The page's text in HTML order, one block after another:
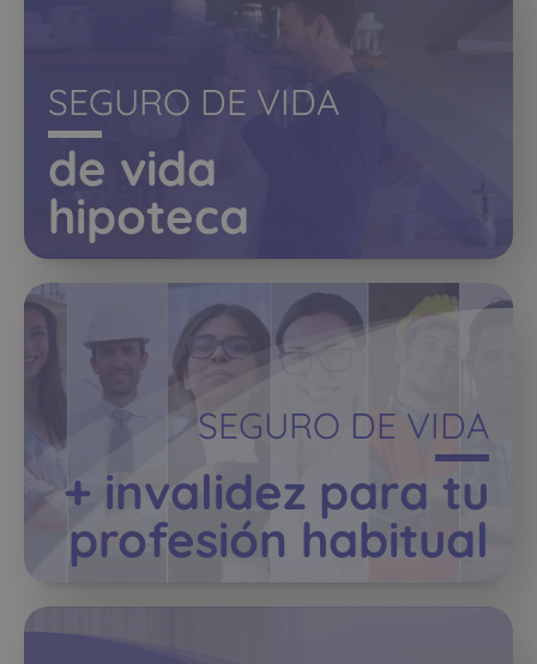
SEGURO DE VIDA
de vida
hipoteca
SEGURO DE VIDA
+ invalidez para tu
profesión habitual